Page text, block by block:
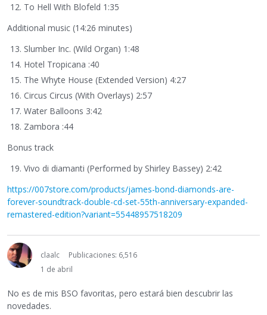
To Hell With Blofeld 1:35
Additional music (14:26 minutes)
Slumber Inc. (Wild Organ) 1:48
Hotel Tropicana :40
The Whyte House (Extended Version) 4:27
Circus Circus (With Overlays) 2:57
Water Balloons 3:42
Zambora :44
Bonus track
Vivo di diamanti (Performed by Shirley Bassey) 2:42
https://007store.com/products/james-bond-diamonds-are-
forever-soundtrack-double-cd-set-55th-anniversary-expanded-
remastered-edition?variant=55448957518209
claalc
Publicaciones: 6,516
1 de abril
No es de mis BSO favoritas, pero estará bien descubrir las
novedades.